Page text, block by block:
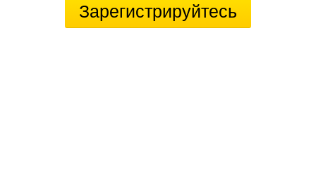
Зарегистрируйтесь